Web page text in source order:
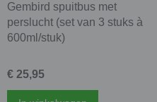
Gembird spuitbus met
perslucht (set van 3 stuks à
600ml/stuk)
€ 25,95